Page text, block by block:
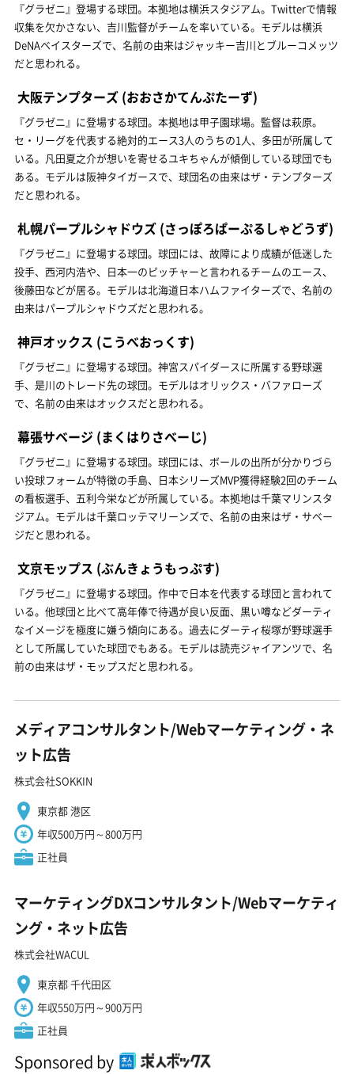
『グラゼニ』登場する球団。本拠地は横浜スタジアム。Twitterで情報
収集を欠かさない、吉川監督がチームを率いている。モデルは横浜
DeNAベイスターズで、名前の由来はジャッキー吉川とブルーコメッツ
だと思われる。
大阪テンプターズ (おおさかてんぷたーず)
『グラゼニ』に登場する球団。本拠地は甲子園球場。監督は萩原。
セ・リーグを代表する絶対的エース3人のうちの1人、多田が所属して
いる。凡田夏之介が想いを寄せるユキちゃんが傾倒している球団でも
ある。モデルは阪神タイガースで、球団名の由来はザ・テンプターズ
だと思われる。
札幌パープルシャドウズ (さっぽろぱーぷるしゃどうず)
『グラゼニ』に登場する球団。球団には、故障により成績が低迷した
投手、西河内浩や、日本一のピッチャーと言われるチームのエース、
後藤田などが居る。モデルは北海道日本ハムファイターズで、名前の
由来はパープルシャドウズだと思われる。
神戸オックス (こうべおっくす)
『グラゼニ』に登場する球団。神宮スパイダースに所属する野球選
手、是川のトレード先の球団。モデルはオリックス・バファローズ
で、名前の由来はオックスだと思われる。
幕張サベージ (まくはりさべーじ)
『グラゼニ』に登場する球団。球団には、ボールの出所が分かりづら
い投球フォームが特徴の手島、日本シリーズMVP獲得経験2回のチーム
の看板選手、五利今栄などが所属している。本拠地は千葉マリンスタ
ジアム。モデルは千葉ロッテマリーンズで、名前の由来はザ・サベー
ジだと思われる。
文京モップス (ぶんきょうもっぷす)
『グラゼニ』に登場する球団。作中で日本を代表する球団と言われて
いる。他球団と比べて高年俸で待遇が良い反面、黒い噂などダーティ
なイメージを極度に嫌う傾向にある。過去にダーティ桜塚が野球選手
として所属していた球団でもある。モデルは読売ジャイアンツで、名
前の由来はザ・モップスだと思われる。
メディアコンサルタント/Webマーケティング・ネ
ット広告
株式会社SOKKIN
東京都 港区
年収500万円～800万円
正社員
マーケティングDXコンサルタント/Webマーケティ
ング・ネット広告
株式会社WACUL
東京都 千代田区
年収550万円～900万円
正社員
Sponsored by